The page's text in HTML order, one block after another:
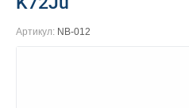
Артикул: NB-012